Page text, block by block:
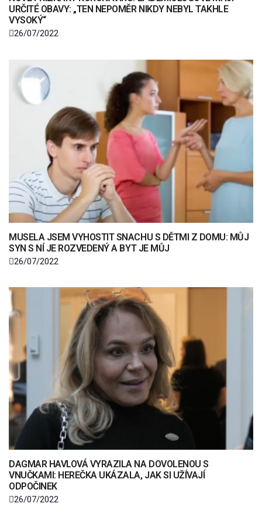
URČITÉ OBAVY: „TEN NEPOMĚR NIKDY NEBYL TAKHLE
VYSOKÝ“
26/07/2022
MUSELA JSEM VYHOSTIT SNACHU S DĚTMI Z DOMU: MŮJ
SYN S NÍ JE ROZVEDENÝ A BYT JE MŮJ
26/07/2022
DAGMAR HAVLOVÁ VYRAZILA NA DOVOLENOU S
VNUČKAMI: HEREČKA UKÁZALA, JAK SI UŽÍVAJÍ
ODPOČINEK
26/07/2022